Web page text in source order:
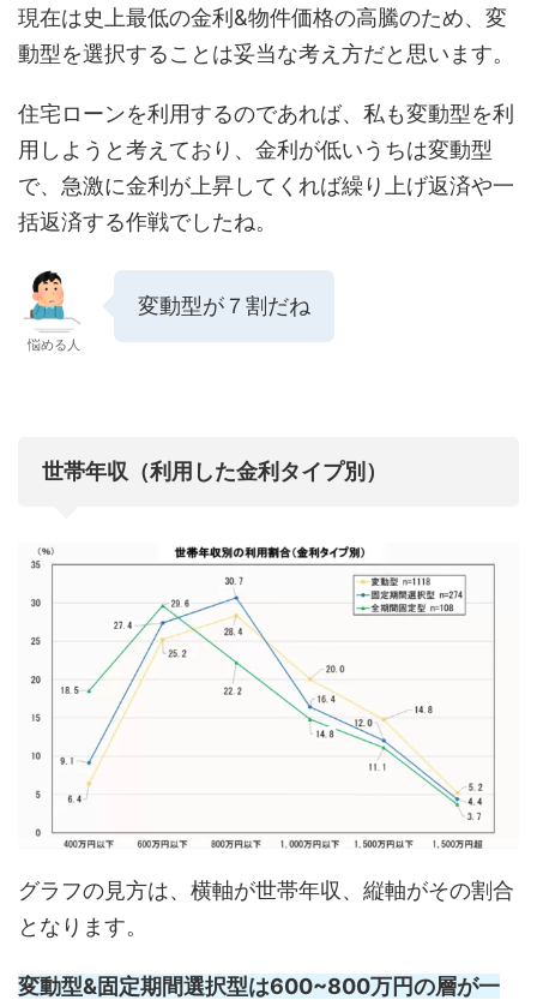
現在は史上最低の金利&物件価格の高騰のため、変
動型を選択することは妥当な考え方だと思います。
住宅ローンを利用するのであれば、私も変動型を利
用しようと考えており、金利が低いうちは変動型
で、急激に金利が上昇してくれば繰り上げ返済や一
括返済する作戦でしたね。
悩める人
変動型が７割だね
世帯年収（利用した金利タイプ別）
グラフの見方は、横軸が世帯年収、縦軸がその割合
となります。
変動型&固定期間選択型は600~800万円の層が一